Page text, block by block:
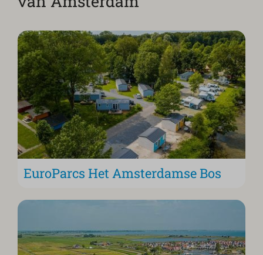
EuroParcs Het Amsterdamse Bos